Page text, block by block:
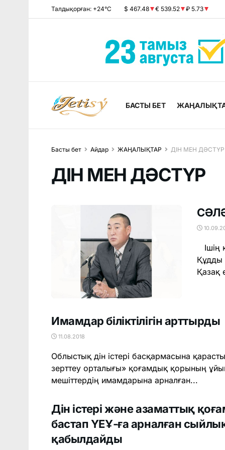
Талдықорған: +24°C $ 467.48 € 539.52 ₽ 5.73
БАСТЫ БЕТ
Басты бет Айдар ЖАҢАЛЫҚТАР ДІН МЕН ДӘСТҮР
ДІН МЕН ДӘСТҮР
Ішің
Құдды
Қазақ
Имамдар біліктілігін арттырды
11.08.2018
Облыстық дін істері басқармасына
зерттеу орталығы» қоғамдық қорының
мешіттердің имамдарына арналған...
Дін істері және азаматтық
бастап ҮЕҰ-ға арналған
қабылдайды